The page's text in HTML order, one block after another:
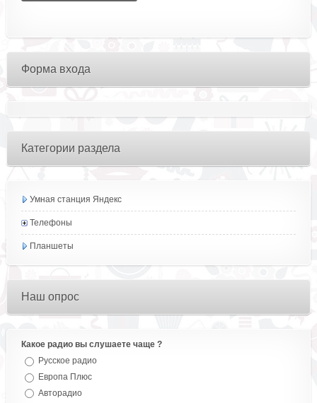
Форма входа
Категории раздела
Умная станция Яндекс
Телефоны
Планшеты
Наш опрос
Какое радио вы слушаете чаще ?
Русское радио
Европа Плюс
Авторадио